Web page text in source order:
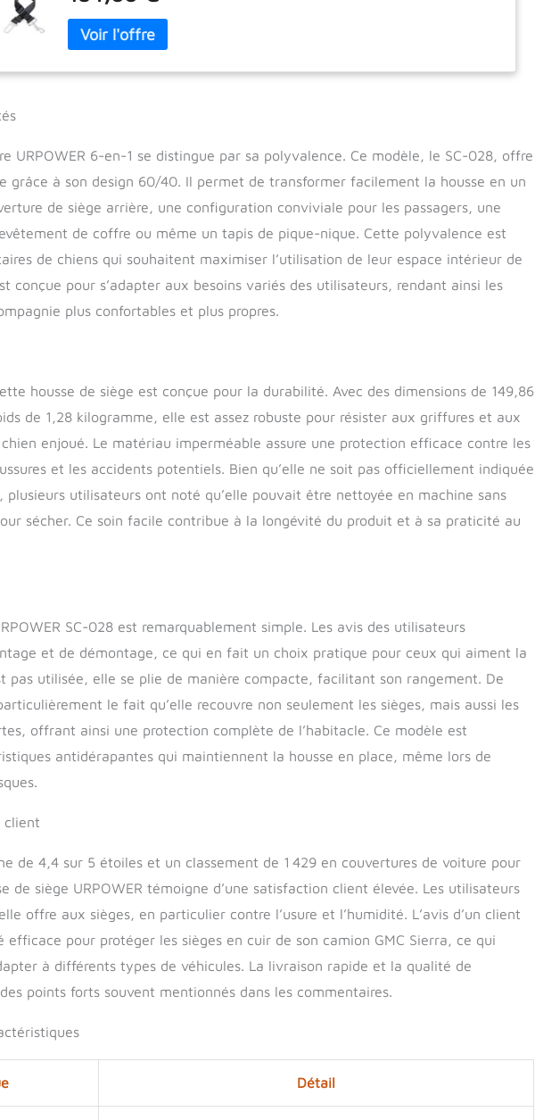
aux enfants et aux animaux de compagnie de partager le siège arrière
ensemble. (Remarque : la housse de siège pour chien n'est pas livrée avec
visuelle en maille au centre, votre chien peut obtenir une meilleure
pour chien imperméable et anti-rayures : fabriquée en matériau Oxford
600D, cette housse de siège arrière pour chien est durable, imperméable
et résistante aux rayures. Protège totalement votre siège de toute saleté,
liquide, rayures, poils, poils, etc. Plus de balayage sans fin. Hamac de
voiture antidérapant et plus sûr : dos antidérapant et ancrages de siège
empêchent la housse de siège de glisser. Cette housse de siège pour
animal de compagnie dispose de rabats latéraux, ainsi que de 2 ouvertures
Velcro, pour fournir à votre animal de compagnie une protection
secondes pour installer la housse de siège arrière. Il suffit de clipser les
URPOWER 6-en-1 se distingue par sa polyvalence. Ce modèle, le SC-028, offre
grâce à son design 60/40. Il permet de transformer facilement la housse en un
de siège arrière, une configuration conviviale pour les passagers, une
de coffre ou même un tapis de pique-nique. Cette polyvalence est
de chiens qui souhaitent maximiser l’utilisation de leur espace intérieur de
conçue pour s’adapter aux besoins variés des utilisateurs, rendant ainsi les
plus confortables et plus propres.
housse de siège est conçue pour la durabilité. Avec des dimensions de 149,86
de 1,28 kilogramme, elle est assez robuste pour résister aux griffures et aux
chien enjoué. Le matériau imperméable assure une protection efficace contre les
et les accidents potentiels. Bien qu’elle ne soit pas officiellement indiquée
plusieurs utilisateurs ont noté qu’elle pouvait être nettoyée en machine sans
sécher. Ce soin facile contribue à la longévité du produit et à sa praticité au
SC-028 est remarquablement simple. Les avis des utilisateurs
et de démontage, ce qui en fait un choix pratique pour ceux qui aiment la
pas utilisée, elle se plie de manière compacte, facilitant son rangement. De
le fait qu’elle recouvre non seulement les sièges, mais aussi les
offrant ainsi une protection complète de l’habitacle. Ce modèle est
antidérapantes qui maintiennent la housse en place, même lors de
client
de 4,4 sur 5 étoiles et un classement de 1 429 en couvertures de voiture pour
de siège URPOWER témoigne d’une satisfaction client élevée. Les utilisateurs
offre aux sièges, en particulier contre l’usure et l’humidité. L’avis d’un client
efficace pour protéger les sièges en cuir de son camion GMC Sierra, ce qui
à différents types de véhicules. La livraison rapide et la qualité de
points forts souvent mentionnés dans les commentaires.
Détail